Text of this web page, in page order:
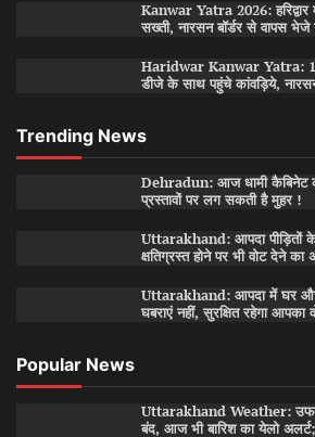
Kanwar Yatra 2026:
सख्ती, नारसन बॉर्डर से वापस भेजे
Haridwar Kanwar Yatra:
डीजे के साथ पहुंचे कांवड़िये,
Trending News
Dehradun: आज धामी कैबिनेट
प्रस्तावों पर लग सकती है मुहर !
Uttarakhand: आपदा पीड़ितों के
क्षतिग्रस्त होने पर भी वोट देने का
Uttarakhand: आपदा में घर और
घबराएं नहीं, सुरक्षित रहेगा आपका
Popular News
Uttarakhand Weather:
बंद, आज भी बारिश का येलो अलर्ट;